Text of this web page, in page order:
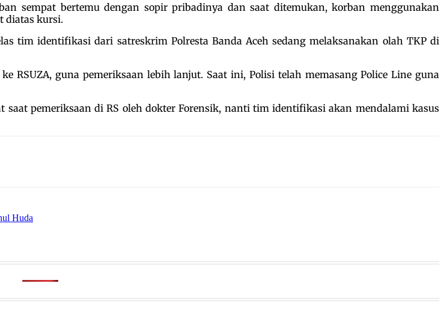
sempat bertemu dengan sopir pribadinya dan saat ditemukan, korban menggunakan
diatas kursi.
tim identifikasi dari satreskrim Polresta Banda Aceh sedang melaksanakan olah TKP di
RSUZA, guna pemeriksaan lebih lanjut. Saat ini, Polisi telah memasang Police Line guna
pemeriksaan di RS oleh dokter Forensik, nanti tim identifikasi akan mendalami kasus
Huda